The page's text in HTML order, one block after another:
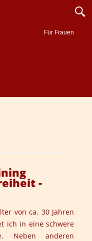
Für Frauen
-
von ca. 30 Jahren
ich in eine schwere
Neben anderen